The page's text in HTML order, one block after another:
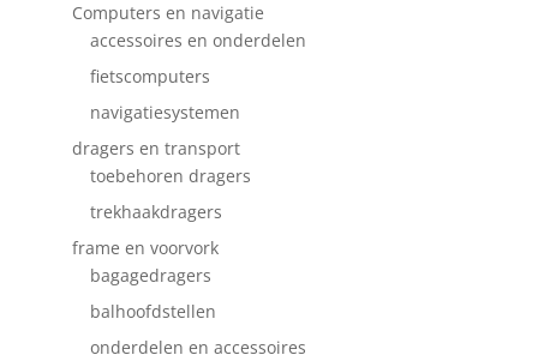
Computers en navigatie
accessoires en onderdelen
fietscomputers
navigatiesystemen
dragers en transport
toebehoren dragers
trekhaakdragers
frame en voorvork
bagagedragers
balhoofdstellen
onderdelen en accessoires